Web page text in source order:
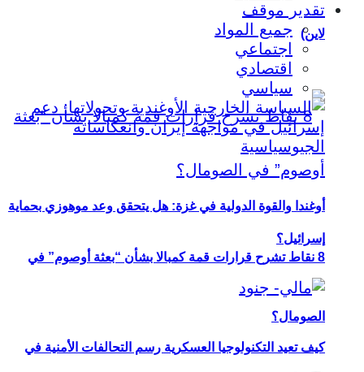
لاين)
8 نقاط تشرح قرارات قمة كمبالا بشأن “بعثة أوصوم” في
الصومال؟
تقدير موقف
جميع المواد
اجتماعي
اقتصادي
سياسي
أوغندا والقوة الدولية في غزة: هل يتحقق وعد موهوزي بحماية
إسرائيل؟
كيف تعيد التكنولوجيا العسكرية رسم التحالفات الأمنية في